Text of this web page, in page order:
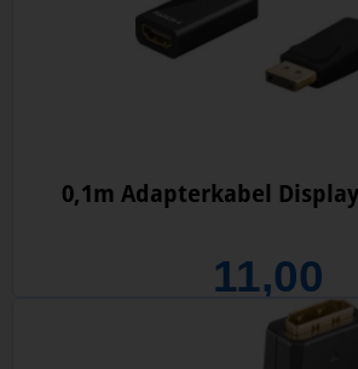
0,1m Adapterkabel
11,00